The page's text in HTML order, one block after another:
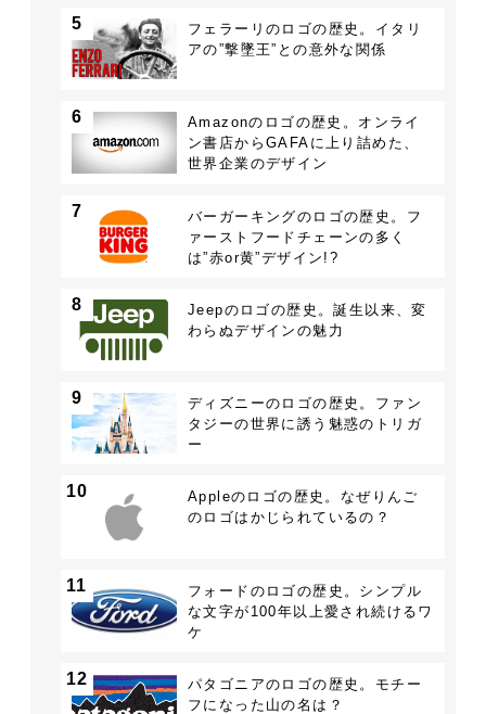
5
フェラーリのロゴの歴史。イタリ
アの”撃墜王”との意外な関係
6
Amazonのロゴの歴史。オンライ
ン書店からGAFAに上り詰めた、
世界企業のデザイン
7
バーガーキングのロゴの歴史。フ
ァーストフードチェーンの多く
は”赤or黄”デザイン!?
8
Jeepのロゴの歴史。誕生以来、変
わらぬデザインの魅力
9
ディズニーのロゴの歴史。ファン
タジーの世界に誘う魅惑のトリガ
ー
10
Appleのロゴの歴史。なぜりんご
のロゴはかじられているの？
11
フォードのロゴの歴史。シンプル
な文字が100年以上愛され続けるワ
ケ
12
パタゴニアのロゴの歴史。モチー
フになった山の名は？